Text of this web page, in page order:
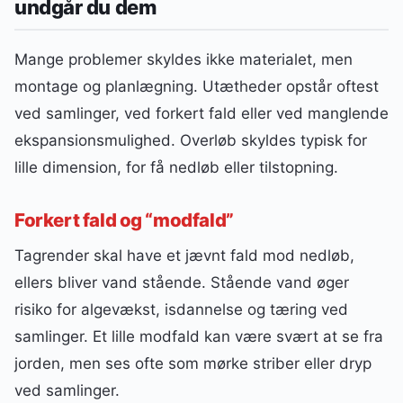
undgår du dem
Mange problemer skyldes ikke materialet, men
montage og planlægning. Utætheder opstår oftest
ved samlinger, ved forkert fald eller ved manglende
ekspansionsmulighed. Overløb skyldes typisk for
lille dimension, for få nedløb eller tilstopning.
Forkert fald og “modfald”
Tagrender skal have et jævnt fald mod nedløb,
ellers bliver vand stående. Stående vand øger
risiko for algevækst, isdannelse og tæring ved
samlinger. Et lille modfald kan være svært at se fra
jorden, men ses ofte som mørke striber eller dryp
ved samlinger.